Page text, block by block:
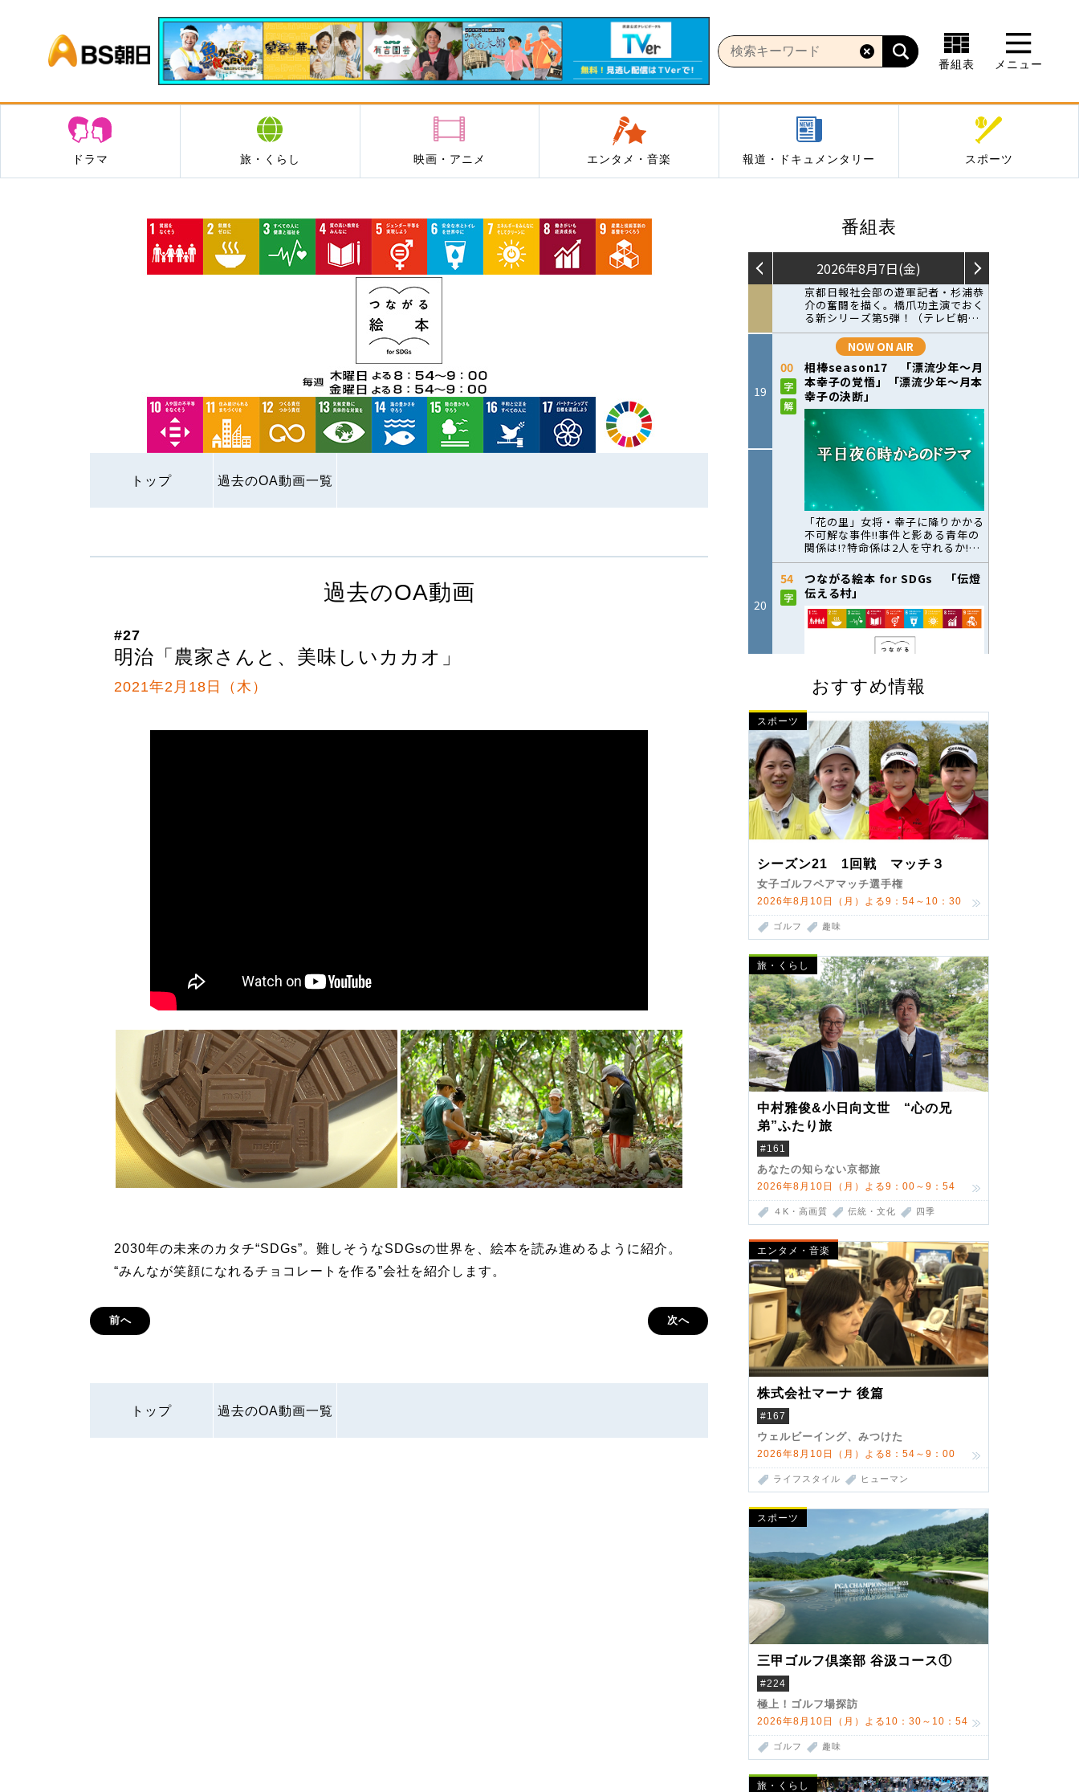
BS朝日
番組表 メニュー
ドラマ 旅・くらし 映画・アニメ エンタメ・音楽 報道・ドキュメンタリー スポーツ
トップ 過去のOA動画一覧
番組表
おすすめ情報
スポーツ
シーズン21 1回戦 マッチ３
女子ゴルフペアマッチ選手権
2026年8月10日（月）よる9：54～10：30
ゴルフ 趣味
旅・くらし
中村雅俊&小日向文世 “心の兄
弟”ふたり旅
#161
あなたの知らない京都旅
2026年8月10日（月）よる9：00～9：54
４K・高画質 伝統・文化 四季
エンタメ・音楽
株式会社マーナ 後篇
#167
ウェルビーイング、みつけた
2026年8月10日（月）よる8：54～9：00
ライフスタイル ヒューマン
スポーツ
三甲ゴルフ倶楽部 谷汲コース①
#224
極上！ゴルフ場探訪
2026年8月10日（月）よる10：30～10：54
ゴルフ 趣味
旅・くらし
過去のOA動画
#27
明治「農家さんと、美味しいカカオ」
2021年2月18日（木）
2030年の未来のカタチ“SDGs”。難しそうなSDGsの世界を、絵本を読み進めるように紹介。
“みんなが笑顔になれるチョコレートを作る”会社を紹介します。
前へ 次へ
トップ 過去のOA動画一覧